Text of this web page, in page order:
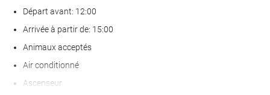
Départ avant: 12:00
Arrivée à partir de: 15:00
Animaux acceptés
Air conditionné
Ascenseur